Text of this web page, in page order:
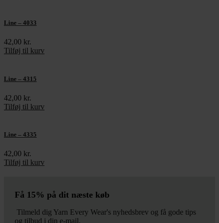
Line – 4033
42,00 kr.
Tilføj til kurv
Line – 4315
42,00 kr.
Tilføj til kurv
Line – 4335
42,00 kr.
Tilføj til kurv
Få 15% på dit næste køb
Tilmeld dig Yarn Every Wear's nyhedsbrev og få gode tips
og tilbud i din e-mail.